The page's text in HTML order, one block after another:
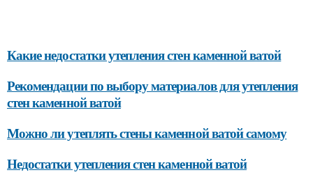
Какие недостатки утепления стен каменной ватой
Рекомендации по выбору материалов для утепления
стен каменной ватой
Можно ли утеплять стены каменной ватой самому
Недостатки утепления стен каменной ватой